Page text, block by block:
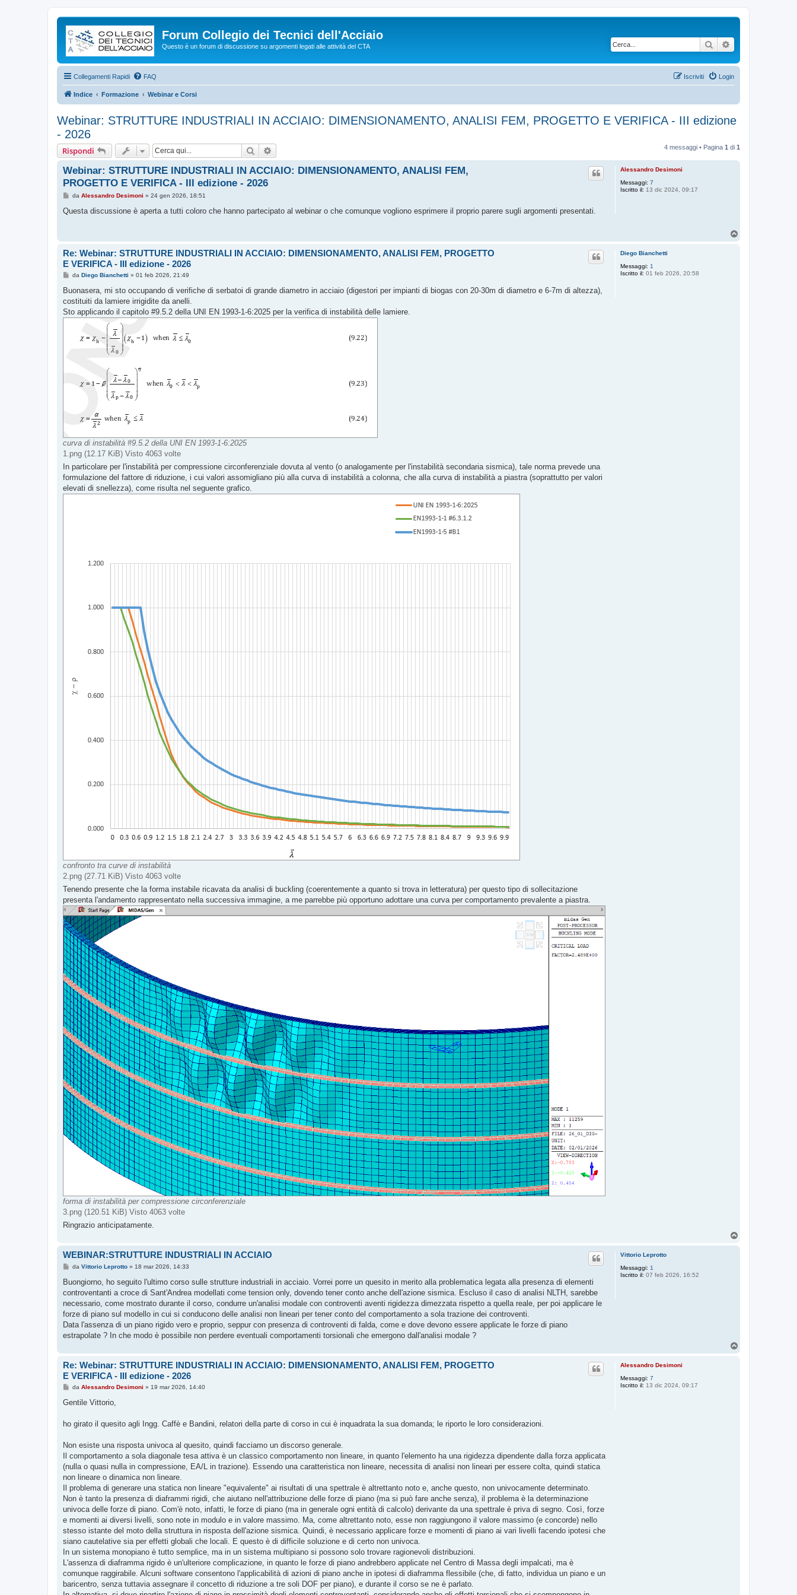
Forum Collegio dei Tecnici dell'Acciaio
Questo è un forum di discussione su argomenti legati alle attività del CTA Cerca
Collegamenti Rapidi FAQ Login
Iscriviti
Indice Formazione Webinar e Corsi
Webinar: STRUTTURE INDUSTRIALI IN ACCIAIO: DIMENSIONAMENTO, ANALISI FEM, PROGETTO E VERIFICA - III edizione
- 2026
Rispondi Cerca 4 messaggi • Pagina 1 di 1
Alessandro Desimoni
Messaggi: 7
Iscritto il: 13 dic 2024, 09:17
Webinar: STRUTTURE INDUSTRIALI IN ACCIAIO: DIMENSIONAMENTO, ANALISI FEM,
PROGETTO E VERIFICA - III edizione - 2026
M
s
o
da Alessandro Desimoni » 24 gen 2026, 18:51
Questa discussione è aperta a tutti coloro che hanno partecipato al webinar o che comunque vogliono esprimere il proprio parere sugli argomenti presentati.
Diego Bianchetti
Messaggi: 1
Iscritto il: 01 feb 2026, 20:58
Re: Webinar: STRUTTURE INDUSTRIALI IN ACCIAIO: DIMENSIONAMENTO, ANALISI FEM, PROGETTO
E VERIFICA - III edizione - 2026
M
s
a
g
g
da Diego Bianchetti » 01 feb 2026, 21:49
Buonasera, mi sto occupando di verifiche di serbatoi di grande diametro in acciaio (digestori per impianti di biogas con 20-30m di diametro e 6-7m di altezza),
costituiti da lamiere irrigidite da anelli.
Sto applicando il capitolo #9.5.2 della UNI EN 1993-1-6:2025 per la verifica di instabilità delle lamiere.
curva di instabilità #9.5.2 della UNI EN 1993-1-6:2025
1.png (12.17 KiB) Visto 4063 volte
In particolare per l'instabilità per compressione circonferenziale dovuta al vento (o analogamente per l'instabilità secondaria sismica), tale norma prevede una
formulazione del fattore di riduzione, i cui valori assomigliano più alla curva di instabilità a colonna, che alla curva di instabilità a piastra (soprattutto per valori
elevati di snellezza), come risulta nel seguente grafico.
confronto tra curve di instabilità
2.png (27.71 KiB) Visto 4063 volte
Tenendo presente che la forma instabile ricavata da analisi di buckling (coerentemente a quanto si trova in letteratura) per questo tipo di sollecitazione
presenta l'andamento rappresentato nella successiva immagine, a me parrebbe più opportuno adottare una curva per comportamento prevalente a piastra.
forma di instabilità per compressione circonferenziale
3.png (120.51 KiB) Visto 4063 volte
Ringrazio anticipatamente.
Vittorio Leprotto
Messaggi: 1
Iscritto il: 07 feb 2026, 16:52
WEBINAR:STRUTTURE INDUSTRIALI IN ACCIAIO
M
s
a
g
i
o
da Vittorio Leprotto» 18 mar 2026, 14:33
Buongiorno, ho seguito l'ultimo corso sulle strutture industriali in acciaio. Vorrei porre un quesito in merito alla problematica legata alla presenza di elementi
controventanti a croce di Sant'Andrea modellati come tension only, dovendo tener conto anche dell'azione sismica. Escluso il caso di analisi NLTH, sarebbe
necessario, come mostrato durante il corso, condurre un'analisi modale con controventi aventi rigidezza dimezzata rispetto a quella reale, per poi applicare le
forze di piano sul modello in cui si conducono delle analisi non lineari per tener conto del comportamento a sola trazione dei controventi.
Data l'assenza di un piano rigido vero e proprio, seppur con presenza di controventi di falda, come e dove devono essere applicate le forze di piano
estrapolate ? In che modo è possibile non perdere eventuali comportamenti torsionali che emergono dall'analisi modale ?
Alessandro Desimoni
Messaggi: 7
Iscritto il: 13 dic 2024, 09:17
Re: Webinar: STRUTTURE INDUSTRIALI IN ACCIAIO: DIMENSIONAMENTO, ANALISI FEM, PROGETTO
E VERIFICA - III edizione - 2026
M
s
g
o
da Alessandro Desimoni » 19 mar 2026, 14:40
Gentile Vittorio,
ho girato il quesito agli Ingg. Caffè e Bandini, relatori della parte di corso in cui è inquadrata la sua domanda; le riporto le loro considerazioni.
Non esiste una risposta univoca al quesito, quindi facciamo un discorso generale.
Il comportamento a sola diagonale tesa attiva è un classico comportamento non lineare, in quanto l'elemento ha una rigidezza dipendente dalla forza applicata
(nulla o quasi nulla in compressione, EA/L in trazione). Essendo una caratteristica non lineare, necessita di analisi non lineari per essere colta, quindi statica
non lineare o dinamica non lineare.
Il problema di generare una statica non lineare "equivalente" ai risultati di una spettrale è altrettanto noto e, anche questo, non univocamente determinato.
Non è tanto la presenza di diaframmi rigidi, che aiutano nell'attribuzione delle forze di piano (ma si può fare anche senza), il problema è la determinazione
univoca delle forze di piano. Com'è noto, infatti, le forze di piano (ma in generale ogni entità di calcolo) derivante da una spettrale è priva di segno. Così, forze
e momenti ai diversi livelli, sono note in modulo e in valore massimo. Ma, come altrettanto noto, esse non raggiungono il valore massimo (e concorde) nello
stesso istante del moto della struttura in risposta dell'azione sismica. Quindi, è necessario applicare forze e momenti di piano ai vari livelli facendo ipotesi che
siano cautelative sia per effetti globali che locali. E questo è di difficile soluzione e di certo non univoca.
In un sistema monopiano è tutto semplice, ma in un sistema multipiano si possono solo trovare ragionevoli distribuzioni.
L'assenza di diaframma rigido è un'ulteriore complicazione, in quanto le forze di piano andrebbero applicate nel Centro di Massa degli impalcati, ma è
comunque raggirabile. Alcuni software consentono l'applicabilità di azioni di piano anche in ipotesi di diaframma flessibile (che, di fatto, individua un piano e un
baricentro, senza tuttavia assegnare il concetto di riduzione a tre soli DOF per piano), e durante il corso se ne è parlato.